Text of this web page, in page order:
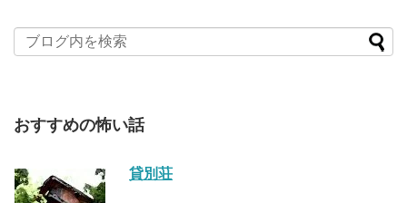
おすすめの怖い話
貸別荘